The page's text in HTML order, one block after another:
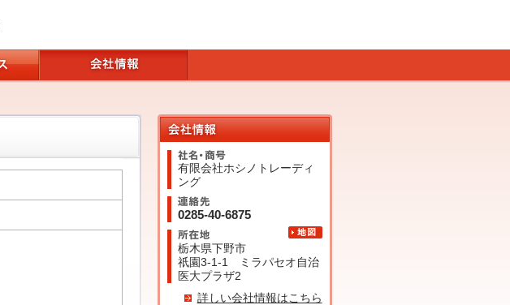
有限会社ホシノトレーディ
ング
0285-40-6875
栃木県下野市
祇園3-1-1 ミラパセオ自治
医大プラザ2
詳しい会社情報はこちら